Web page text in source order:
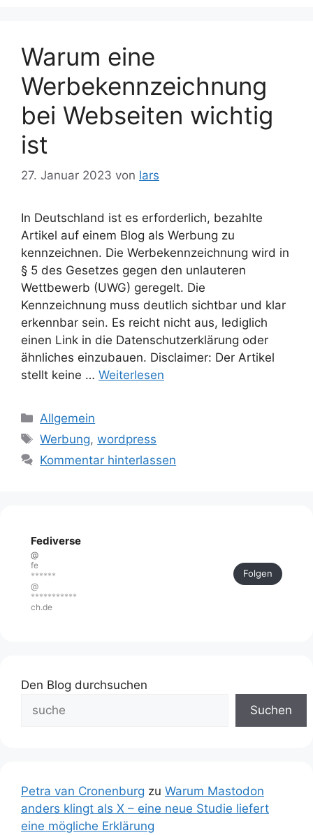
Warum eine
Werbekennzeichnung
bei Webseiten wichtig
ist
27. Januar 2023 von lars
In Deutschland ist es erforderlich, bezahlte
Artikel auf einem Blog als Werbung zu
kennzeichnen. Die Werbekennzeichnung wird in
§ 5 des Gesetzes gegen den unlauteren
Wettbewerb (UWG) geregelt. Die
Kennzeichnung muss deutlich sichtbar und klar
erkennbar sein. Es reicht nicht aus, lediglich
einen Link in die Datenschutzerklärung oder
ähnliches einzubauen. Disclaimer: Der Artikel
stellt keine … Weiterlesen
Kategorien
Allgemein
Schlagwörter
Werbung,wordpress
Kommentar hinterlassen
Fediverse
@
fe
******
@
***********
ch.de
Folgen
Den Blog durchsuchen
Suchen
Petra van Cronenburg zu Warum Mastodon
anders klingt als X – eine neue Studie liefert
eine mögliche Erklärung